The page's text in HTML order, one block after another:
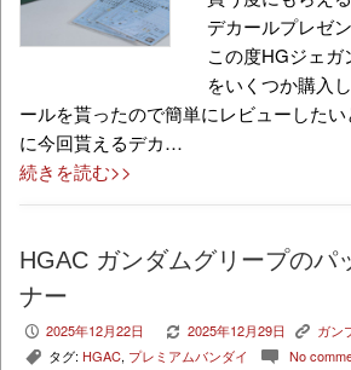
デカールプレゼ
この度HGジェガ
をいくつか購入
ールを貰ったので簡単にレビューした
に今回貰えるデカ…
続きを読む>>
HGAC ガンダムグリープのパ
ナー
P 2025年12月22日 V 2025年12月29日 K ガン
, タグ: HGAC, プレミアムバンダイ c No